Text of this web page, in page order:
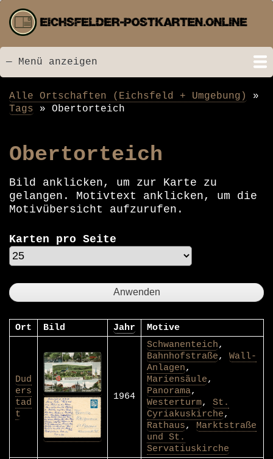
zum
Inhalt
Menü
— Menü anzeigen
Startseite
Neu hinzugefügt
Postkarten
Bildarchiv
Videos
Suche
Kontakt
Links
Spende
Pfadnavigation
Alle Ortschaften (Eichsfeld + Umgebung)
Tags
Obertorteich
Obertorteich
Bild anklicken, um zur Karte zu
gelangen. Motivtext anklicken, um die
Motivübersicht aufzurufen.
Karten pro Seite
Ort Bild Jahr Motive
Dud
ers
tad
t
1964
Schwanenteich,
Bahnhofstraße, Wall-
Anlagen,
Mariensäule,
Panorama,
Westerturm, St.
Cyriakuskirche,
Rathaus, Marktstraße
und St.
Servatiuskirche